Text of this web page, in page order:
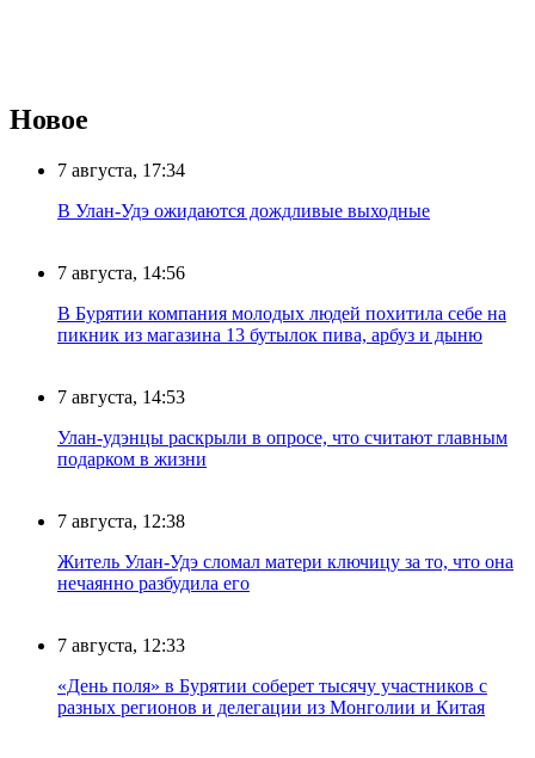
Новое
7 августа, 17:34
В Улан-Удэ ожидаются дождливые выходные
7 августа, 14:56
В Бурятии компания молодых людей похитила себе на
пикник из магазина 13 бутылок пива, арбуз и дыню
7 августа, 14:53
Улан-удэнцы раскрыли в опросе, что считают главным
подарком в жизни
7 августа, 12:38
Житель Улан-Удэ сломал матери ключицу за то, что она
нечаянно разбудила его
7 августа, 12:33
«День поля» в Бурятии соберет тысячу участников с
разных регионов и делегации из Монголии и Китая